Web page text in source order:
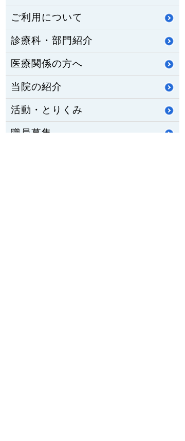
ご利用について
診療科・部門紹介
医療関係の方へ
当院の紹介
活動・とりくみ
職員募集